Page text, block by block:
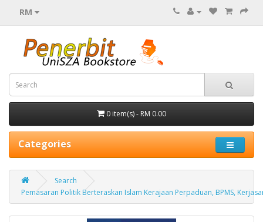
RM
0 item(s) - RM 0.00
Categories
Search
Pemasaran Politik Berteraskan Islam Kerajaan Perpaduan, BPMS,